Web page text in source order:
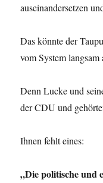
auseinandersetzen
Das könnte der
vom System
Denn Lucke und
der CDU und
Ihnen fehlt eines:
„Die politische und